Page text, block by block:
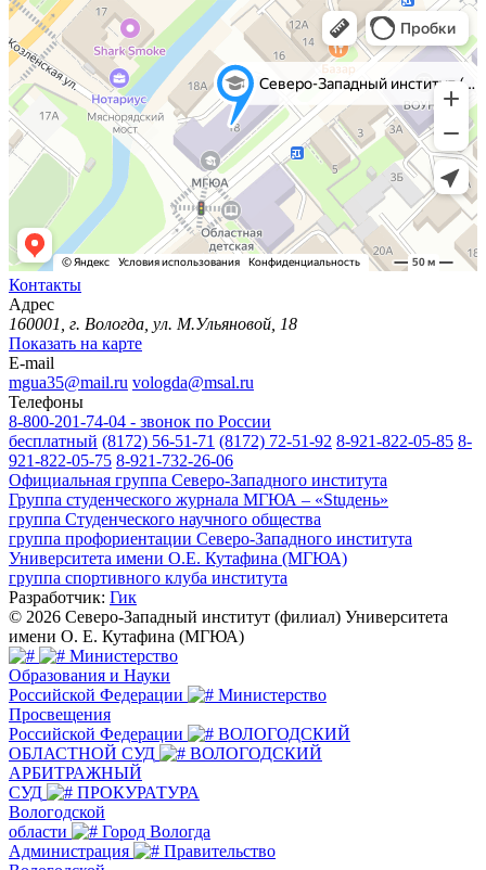
Контакты
Адрес
160001, г. Вологда, ул. М.Ульяновой, 18
Показать на карте
E-mail
mgua35@mail.ru vologda@msal.ru
Телефоны
8-800-201-74-04 - звонок по России
бесплатный (8172) 56-51-71 (8172) 72-51-92 8-921-822-05-85 8-
921-822-05-75 8-921-732-26-06
Официальная группа Северо-Западного института
Группа студенческого журнала МГЮА – «Stuдень»
группа Студенческого научного общества
группа профориентации Северо-Западного института
Университета имени О.Е. Кутафина (МГЮА)
группа спортивного клуба института
Разработчик: Гик
© 2026 Северо-Западный институт (филиал) Университета
имени О. Е. Кутафина (МГЮА)
Министерство
Образования и Науки
Российской Федерации
Министерство
Просвещения
Российской Федерации
ВОЛОГОДСКИЙ
ОБЛАСТНОЙ СУД
ВОЛОГОДСКИЙ
АРБИТРАЖНЫЙ
СУД
ПРОКУРАТУРА
Вологодской
области
Город Вологда
Администрация
Правительство